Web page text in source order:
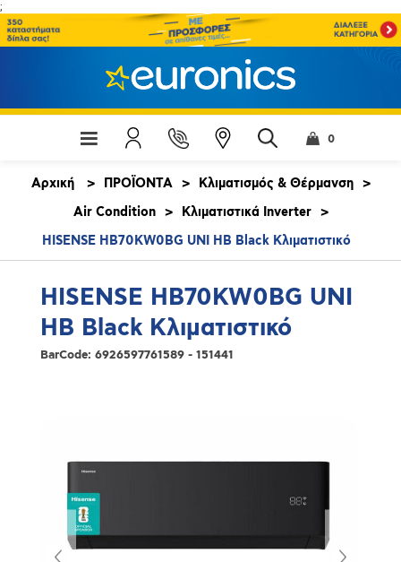
;
0
Αρχική > ΠΡΟΪΟΝΤΑ > Κλιματισμός & Θέρμανση >
Air Condition > Κλιματιστικά Inverter >
HISENSE HB70KW0BG UNI HB Black Κλιματιστικό
HISENSE HB70KW0BG UNI
HB Black Κλιματιστικό
BarCode: 6926597761589 - 151441